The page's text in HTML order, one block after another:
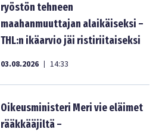
ryöstön tehneen
maahanmuuttajan alaikäiseksi –
THL:n ikäarvio jäi ristiriitaiseksi
03.08.2026 | 14:33
Oikeusministeri Meri vie eläimet
rääkkääjiltä –